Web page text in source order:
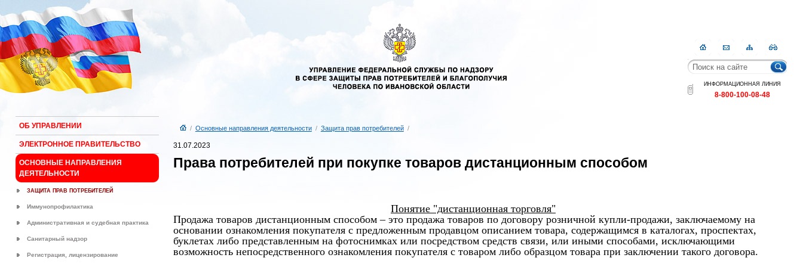
ГлавнаяКонтактыКарта
сайта
RSS
ИНФОРМАЦИОННАЯ ЛИНИЯ
8-800-100-08-48
ОБ УПРАВЛЕНИИ
ЭЛЕКТРОННОЕ ПРАВИТЕЛЬСТВО
ОСНОВНЫЕ НАПРАВЛЕНИЯ
ДЕЯТЕЛЬНОСТИ
ЗАЩИТА ПРАВ ПОТРЕБИТЕЛЕЙ
Иммунопрофилактика
Административная и судебная практика
Санитарный надзор
Регистрация, лицензирование
/ Основные направления деятельности/ Защита прав потребителей/
31.07.2023
Права потребителей при покупке товаров дистанционным способом
Понятие "дистанционная торговля"
Продажа товаров дистанционным способом – это продажа товаров по договору розничной купли-продажи, заключаемому на
основании ознакомления покупателя с предложенным продавцом описанием товара, содержащимся в каталогах, проспектах,
буклетах либо представленным на фотоснимках или посредством средств связи, или иными способами, исключающими
возможность непосредственного ознакомления покупателя с товаром либо образцом товара при заключении такого договора.